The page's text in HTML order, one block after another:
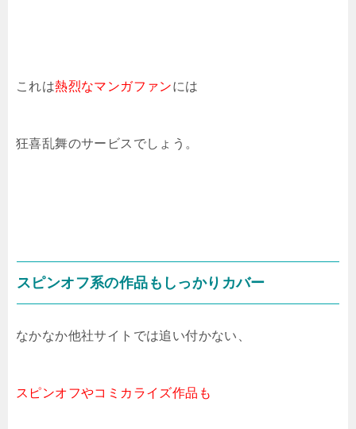
これは熱烈なマンガファンには
狂喜乱舞のサービスでしょう。
スピンオフ系の作品もしっかりカバー
なかなか他社サイトでは追い付かない、
スピンオフやコミカライズ作品も